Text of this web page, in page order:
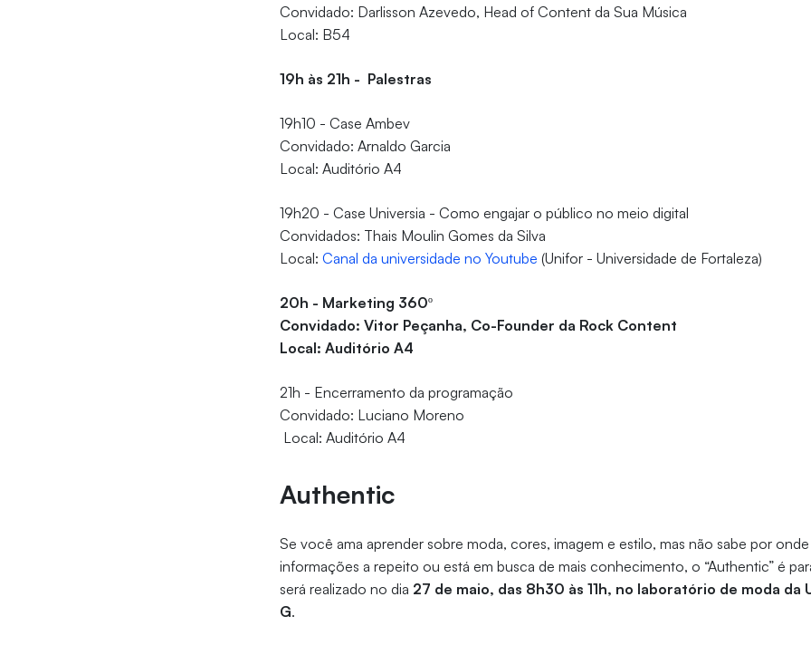
Convidado: Darlisson Azevedo, Head of Content da Sua Música
Local: B54
19h às 21h - Palestras
19h10 - Case Ambev
Convidado: Arnaldo Garcia
Local: Auditório A4
19h20 - Case Universia - Como engajar o público no meio digital
Convidados: Thais Moulin Gomes da Silva
Local:Canal da universidade no Youtube (Unifor - Universidade de Fortaleza)
20h - Marketing 360º
Convidado: Vitor Peçanha, Co-Founder da Rock Content
Local: Auditório A4
21h - Encerramento da programação
Convidado: Luciano Moreno
Local: Auditório A4
Authentic
Se você ama aprender sobre moda, cores, imagem e estilo, mas não sabe por
informações a repeito ou está em busca de mais conhecimento, o “Authentic” é
será realizado no dia 27 de maio, das 8h30 às 11h, no laboratório de moda da
G.